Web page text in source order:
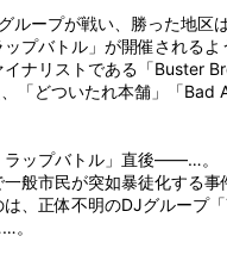
ループが戦い、勝った地区
プバトル」が開催される
ナリストである「Buster
「どついたれ本舗」「Bad
ラップバトル」直後――…。
般市民が突如暴徒化する事
、正体不明のDJグループ「
。